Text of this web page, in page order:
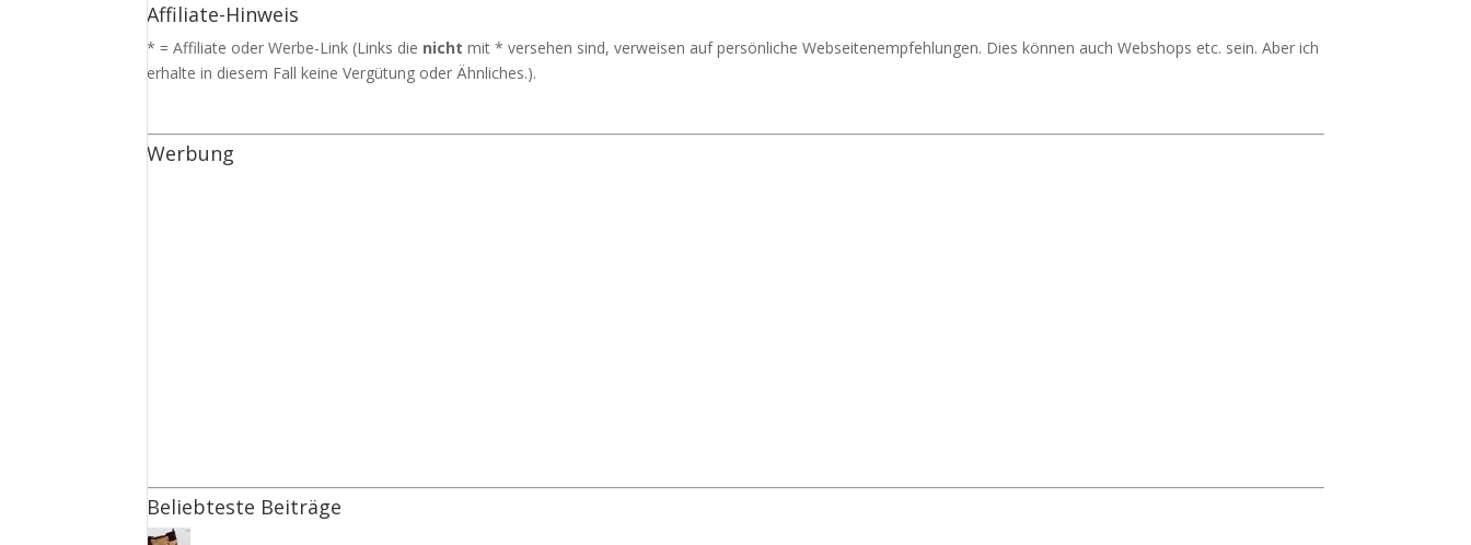
Affiliate-Hinweis
* = Affiliate oder Werbe-Link (Links die nichtmit * versehen sind, verweisen auf persönliche Webseitenempfehlungen. Dies können auch Webshops etc. sein. Aber ich
erhalte in diesem Fall keine Vergütung oder Ähnliches.).
Werbung
Beliebteste Beiträge